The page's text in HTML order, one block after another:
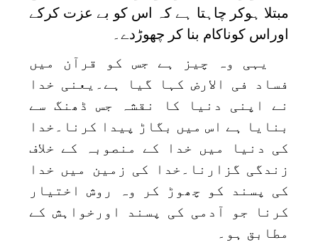
مبتلا ہوکر چاہتا ہے کہ اس کو بے عزت کرکے
اوراس کوناکام بنا کر چھوڑدے۔
یہی وہ چیز ہے جس کو قرآن میں
فساد فی الارض کہا گیا ہے۔یعنی خدا
نے اپنی دنیا کا نقشہ جس ڈھنگ سے
بنایا ہے اس میں بگاڑ پیدا کرنا۔خدا
کی دنیا میں خدا کے منصوبہ کے خلاف
زندگی گزارنا۔خدا کی زمین میں خدا
کی پسند کو چھوڑ کر وہ روش اختیار
کرنا جو آدمی کی پسند اورخواہش کے
مطابق ہو۔